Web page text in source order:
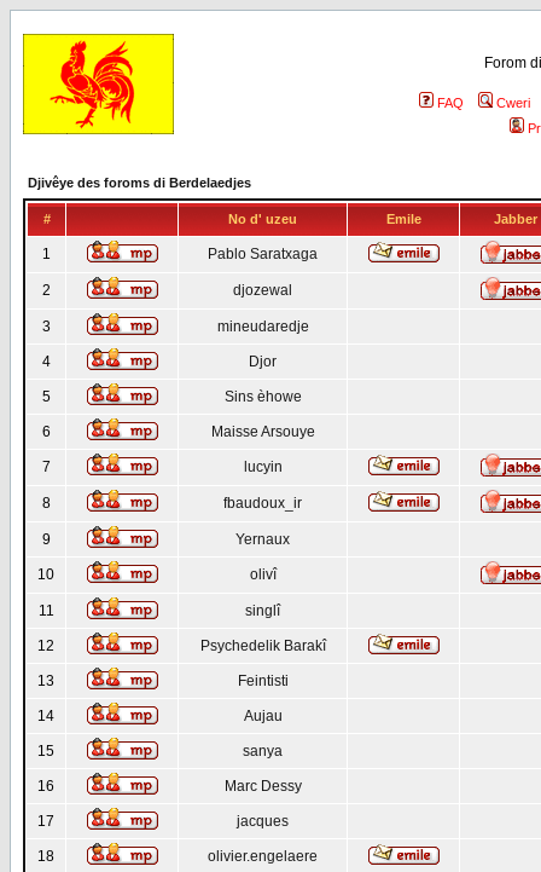
Forom
FAQ
Cweri
Djivêye des foroms di Berdelaedjes
# No d' uzeu Emile Jabber
1 Pablo Saratxaga
2 djozewal
3 mineudaredje
4 Djor
5 Sins èhowe
6 Maisse Arsouye
7 lucyin
8 fbaudoux_ir
9 Yernaux
10 olivî
11 singlî
12 Psychedelik Barakî
13 Feintisti
14 Aujau
15 sanya
16 Marc Dessy
17 jacques
18 olivier.engelaere